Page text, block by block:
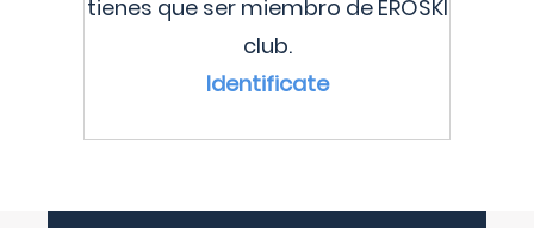
tienes que ser miembro de EROSKI
club.
Identificate